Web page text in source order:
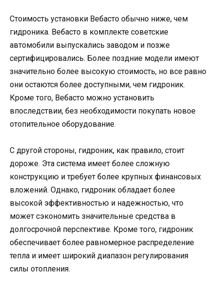
Стоимость установки Вебасто обычно ниже, чем
гидроника. Вебасто в комплекте советские
автомобили выпускались заводом и позже
сертифицировались. Более поздние модели имеют
значительно более высокую стоимость, но все равно
они остаются более доступными, чем гидроник.
Кроме того, Вебасто можно установить
впоследствии, без необходимости покупать новое
отопительное оборудование.
С другой стороны, гидроник, как правило, стоит
дороже. Эта система имеет более сложную
конструкцию и требует более крупных финансовых
вложений. Однако, гидроник обладает более
высокой эффективностью и надежностью, что
может сэкономить значительные средства в
долгосрочной перспективе. Кроме того, гидроник
обеспечивает более равномерное распределение
тепла и имеет широкий диапазон регулирования
силы отопления.